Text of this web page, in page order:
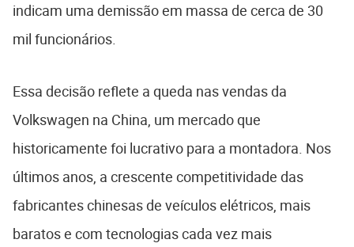
indicam uma demissão em massa de cerca de 30
mil funcionários.
Essa decisão reflete a queda nas vendas da
Volkswagen na China, um mercado que
historicamente foi lucrativo para a montadora. Nos
últimos anos, a crescente competitividade das
fabricantes chinesas de veículos elétricos, mais
baratos e com tecnologias cada vez mais